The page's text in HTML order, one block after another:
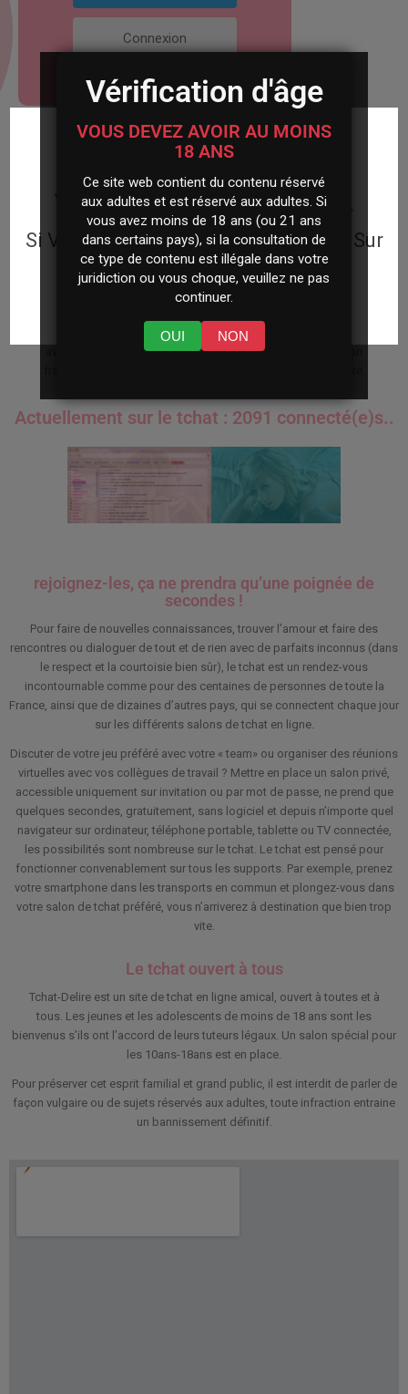
Vérification d'âge
VOUS DEVEZ AVOIR AU MOINS
18 ANS
Ce site web contient du contenu réservé
aux adultes et est réservé aux adultes. Si
vous avez moins de 18 ans (ou 21 ans
dans certains pays), si la consultation de
ce type de contenu est illégale dans votre
juridiction ou vous choque, veuillez ne pas
continuer.
OUI NON
Connexion
Chat Gratuit sans inscription
Bienvenu sur Tchat-Delire, le tchat sans inscription gratuit! Accédez
immédiatement au chat en direct et commencez à dialoguer avec les
centaines de connectés en permanence. Aucune inscription, aucune
adresse email ne sont demandées, remplissez simplement un petit
formulaire, vous serrez immédiatement connectés au tchat gratuit sans
inscription.
Un moment de libre ? Un petit sentiment de solitude ? Pas de souci nous
avons le remède ! l’un des plus grands salons de discussion
Actuellement sur le tchat : 2091 connecté(e)s..
rejoignez-les, ça ne prendra qu’une poignée de
secondes !
Pour faire de nouvelles connaissances, trouver l’amour et faire des
rencontres ou dialoguer de tout et de rien avec de parfaits inconnus (dans
le respect et la courtoisie bien sûr), le tchat est un rendez-vous
incontournable comme pour des centaines de personnes de toute la
France, ainsi que de dizaines d’autres pays, qui se connectent chaque jour
sur les différents salons de tchat en ligne.
Discuter de votre jeu préféré avec votre « team» ou organiser des réunions
virtuelles avec vos collègues de travail ? Mettre en place un salon privé,
accessible uniquement sur invitation ou par mot de passe, ne prend que
quelques secondes, gratuitement, sans logiciel et depuis n’importe quel
navigateur sur ordinateur, téléphone portable, tablette ou TV connectée,
les possibilités sont nombreuse sur le tchat. Le tchat est pensé pour
fonctionner convenablement sur tous les supports. Par exemple, prenez
votre smartphone dans les transports en commun et plongez-vous dans
votre salon de tchat préféré, vous n’arriverez à destination que bien trop
vite.
Le tchat ouvert à tous
Tchat-Delire est un site de tchat en ligne amical, ouvert à toutes et à
tous. Les jeunes et les adolescents de moins de 18 ans sont les
bienvenus s’ils ont l’accord de leurs tuteurs légaux. Un salon spécial pour
les 10ans-18ans est en place.
Pour préserver cet esprit familial et grand public, il est interdit de parler de
façon vulgaire ou de sujets réservés aux adultes, toute infraction entraine
un bannissement définitif.
Pour Entrer Sur Notre
Tchat De Rencontre
Vous Devez être Majeur.
Si Vous Avez Plus De 18 ans Cliquez Sur
☆ ENTRER ☆
ENTRER